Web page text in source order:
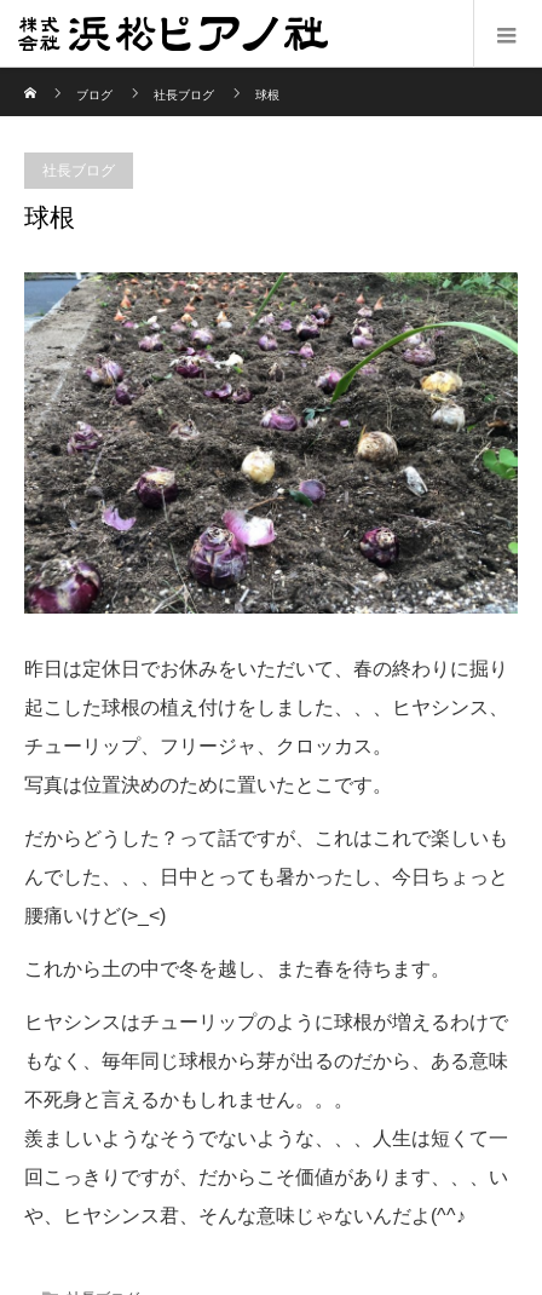
ブログ
社長ブログ 球根
社長ブログ
球根
昨日は定休日でお休みをいただいて、春の終わりに掘り
起こした球根の植え付けをしました、、、ヒヤシンス、
チューリップ、フリージャ、クロッカス。
写真は位置決めのために置いたとこです。
だからどうした？って話ですが、これはこれで楽しいも
んでした、、、日中とっても暑かったし、今日ちょっと
腰痛いけど(>_<)
これから土の中で冬を越し、また春を待ちます。
ヒヤシンスはチューリップのように球根が増えるわけで
もなく、毎年同じ球根から芽が出るのだから、ある意味
不死身と言えるかもしれません。。。
羨ましいようなそうでないような、、、人生は短くて一
回こっきりですが、だからこそ価値があります、、、い
や、ヒヤシンス君、そんな意味じゃないんだよ(^^♪